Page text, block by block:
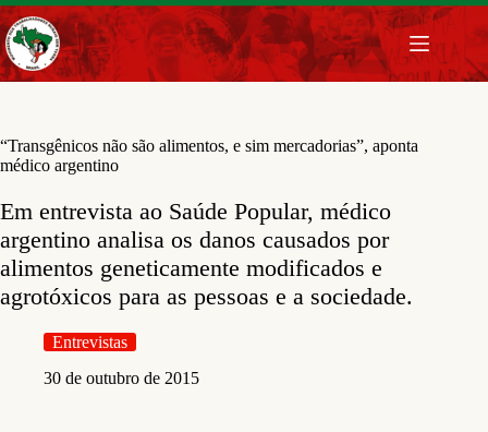
Pular
para
o
conteúdo
“Transgênicos não são alimentos, e sim mercadorias”, aponta
médico argentino
Em entrevista ao Saúde Popular, médico
argentino analisa os danos causados por
alimentos geneticamente modificados e
agrotóxicos para as pessoas e a sociedade.
Entrevistas
30 de outubro de 2015